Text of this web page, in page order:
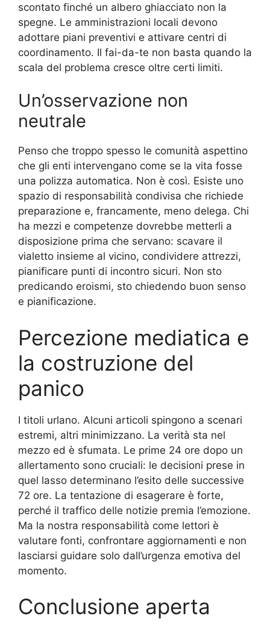
scontato finché un albero ghiacciato non la
spegne. Le amministrazioni locali devono
adottare piani preventivi e attivare centri di
coordinamento. Il fai-da-te non basta quando la
scala del problema cresce oltre certi limiti.
Un’osservazione non
neutrale
Penso che troppo spesso le comunità aspettino
che gli enti intervengano come se la vita fosse
una polizza automatica. Non è così. Esiste uno
spazio di responsabilità condivisa che richiede
preparazione e, francamente, meno delega. Chi
ha mezzi e competenze dovrebbe metterli a
disposizione prima che servano: scavare il
vialetto insieme al vicino, condividere attrezzi,
pianificare punti di incontro sicuri. Non sto
predicando eroismi, sto chiedendo buon senso
e pianificazione.
Percezione mediatica e
la costruzione del
panico
I titoli urlano. Alcuni articoli spingono a scenari
estremi, altri minimizzano. La verità sta nel
mezzo ed è sfumata. Le prime 24 ore dopo un
allertamento sono cruciali: le decisioni prese in
quel lasso determinano l’esito delle successive
72 ore. La tentazione di esagerare è forte,
perché il traffico delle notizie premia l’emozione.
Ma la nostra responsabilità come lettori è
valutare fonti, confrontare aggiornamenti e non
lasciarsi guidare solo dall’urgenza emotiva del
momento.
Conclusione aperta